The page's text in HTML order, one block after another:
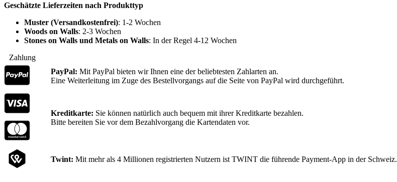
Geschätzte Lieferzeiten nach Produkttyp
Muster (Versandkostenfrei): 1-2 Wochen
Woods on Walls: 2-3 Wochen
Stones on Walls und Metals on Walls: In der Regel 4-12 Wochen
Zahlung
PayPal: Mit PayPal bieten wir Ihnen eine der beliebtesten Zahlarten an.
Eine Weiterleitung im Zuge des Bestellvorgangs auf die Seite von PayPal wird durchgeführt.
Kreditkarte: Sie können natürlich auch bequem mit ihrer Kreditkarte bezahlen.
Bitte bereiten Sie vor dem Bezahlvorgang die Kartendaten vor.
Twint: Mit mehr als 4 Millionen registrierten Nutzern ist TWINT die führende Payment-App in der Schweiz.